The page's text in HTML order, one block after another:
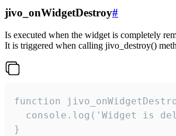
jivo_onWidgetDestroy#
Is executed when the widget is completely
It is triggered when calling jivo_destroy()
function
console.log('Widget is
}